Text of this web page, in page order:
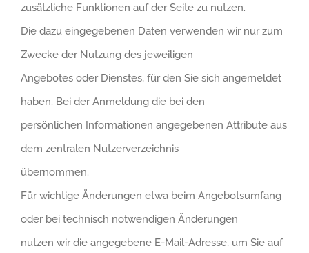
zusätzliche Funktionen auf der Seite zu nutzen.
Die dazu eingegebenen Daten verwenden wir nur zum
Zwecke der Nutzung des jeweiligen
Angebotes oder Dienstes, für den Sie sich angemeldet
haben. Bei der Anmeldung die bei den
persönlichen Informationen angegebenen Attribute aus
dem zentralen Nutzerverzeichnis
übernommen.
Für wichtige Änderungen etwa beim Angebotsumfang
oder bei technisch notwendigen Änderungen
nutzen wir die angegebene E-Mail-Adresse, um Sie auf